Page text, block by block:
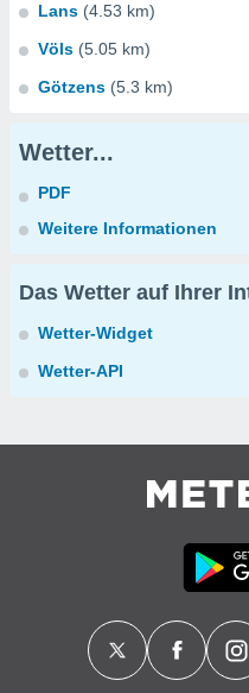
Lans (4.53 km)
Völs (5.05 km)
Götzens (5.3 km)
Wetter...
PDF
Weitere Informationen
Das Wetter auf Ihrer
Wetter-Widget
Wetter-API